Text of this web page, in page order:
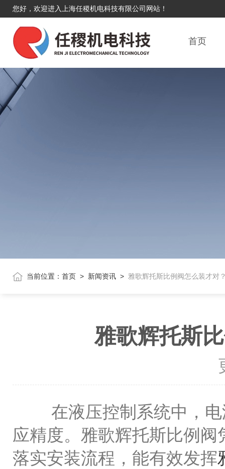
您好，欢迎进入上海任稷机电科技有限公司网站！
首页
当前位置： 首页 > 新闻资讯 > 雅歌辉托斯比例阀怎么装才对
雅歌辉托斯
在液压控制系统中，电
应精度。雅歌辉托斯比例
落实安装流程，能有效发挥